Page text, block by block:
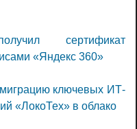
сертификат
«Яндекс 360»
ключевых ИТ-
«ЛокоТех» в облако